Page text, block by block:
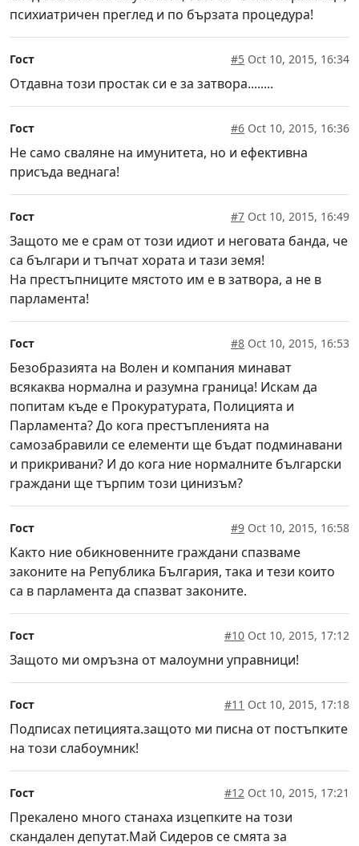
психиатричен преглед и по бързата процедура!
Гост #5 Oct 10, 2015, 16:34
Отдавна този простак си е за затвора........
Гост #6 Oct 10, 2015, 16:36
Не само сваляне на имунитета, но и ефективна
присъда веднага!
Гост #7 Oct 10, 2015, 16:49
Защото ме е срам от този идиот и неговата банда, че
са българи и тъпчат хората и тази земя!
На престъпниците мястото им е в затвора, а не в
парламента!
Гост #8 Oct 10, 2015, 16:53
Безобразията на Волен и компания минават
всякаква нормална и разумна граница! Искам да
попитам къде е Прокуратурата, Полицията и
Парламента? До кога престъпленията на
самозабравили се елементи ще бъдат подминавани
и прикривани? И до кога ние нормалните български
граждани ще търпим този цинизъм?
Гост #9 Oct 10, 2015, 16:58
Както ние обикновенните граждани спазваме
законите на Република България, така и тези които
са в парламента да спазват законите.
Гост #10 Oct 10, 2015, 17:12
Защото ми омръзна от малоумни управници!
Гост #11 Oct 10, 2015, 17:18
Подписах петицията.защото ми писна от постъпките
на този слабоумник!
Гост #12 Oct 10, 2015, 17:21
Прекалено много станаха изцепките на този
скандален депутат.Май Сидеров се смята за